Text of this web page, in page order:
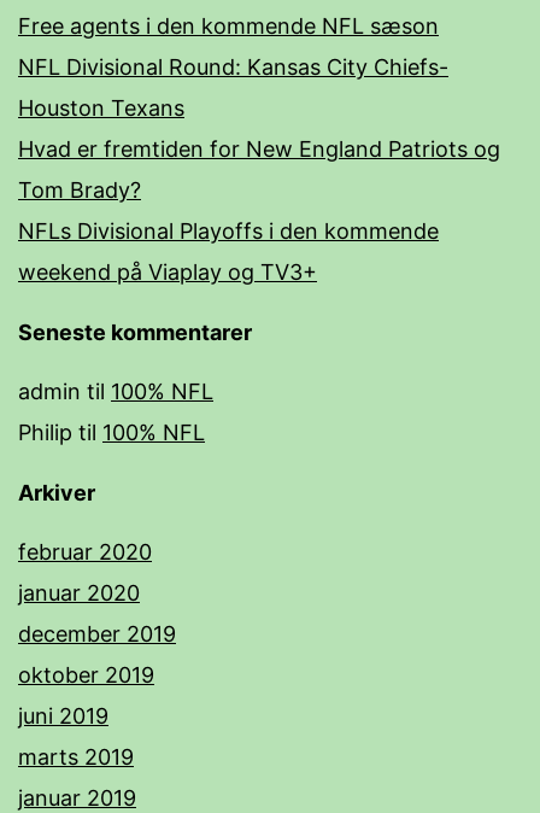
Free agents i den kommende NFL sæson
NFL Divisional Round: Kansas City Chiefs-
Houston Texans
Hvad er fremtiden for New England Patriots og
Tom Brady?
NFLs Divisional Playoffs i den kommende
weekend på Viaplay og TV3+
Seneste kommentarer
admin til 100% NFL
Philip til 100% NFL
Arkiver
februar 2020
januar 2020
december 2019
oktober 2019
juni 2019
marts 2019
januar 2019